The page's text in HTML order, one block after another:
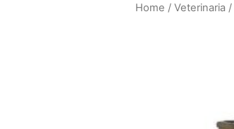
Home / Veterinaria /